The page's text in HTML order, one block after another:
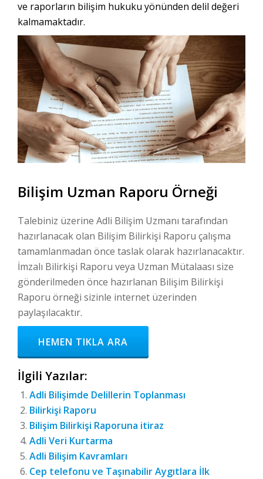
ve raporların bilişim hukuku yönünden delil değeri
kalmamaktadır.
Bilişim Uzman Raporu Örneği
Talebiniz üzerine Adli Bilişim Uzmanı tarafından
hazırlanacak olan Bilişim Bilirkişi Raporu çalışma
tamamlanmadan önce taslak olarak hazırlanacaktır.
İmzalı Bilirkişi Raporu veya Uzman Mütalaası size
gönderilmeden önce hazırlanan Bilişim Bilirkişi
Raporu örneği sizinle internet üzerinden
paylaşılacaktır.
HEMEN TIKLA ARA
İlgili Yazılar:
Adli Bilişimde Delillerin Toplanması
Bilirkişi Raporu
Bilişim Bilirkişi Raporuna itiraz
Adli Veri Kurtarma
Adli Bilişim Kavramları
Cep telefonu ve Taşınabilir Aygıtlara İlk